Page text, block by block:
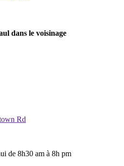
dans le voisinage
Rd
de 8h30 am à 8h pm